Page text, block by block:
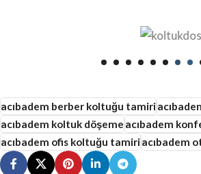
acıbadem berber koltuğu tamiri
acıbadem koltuk döşemeacıbadem
acıbadem ofis koltuğu tamiriacıbadem